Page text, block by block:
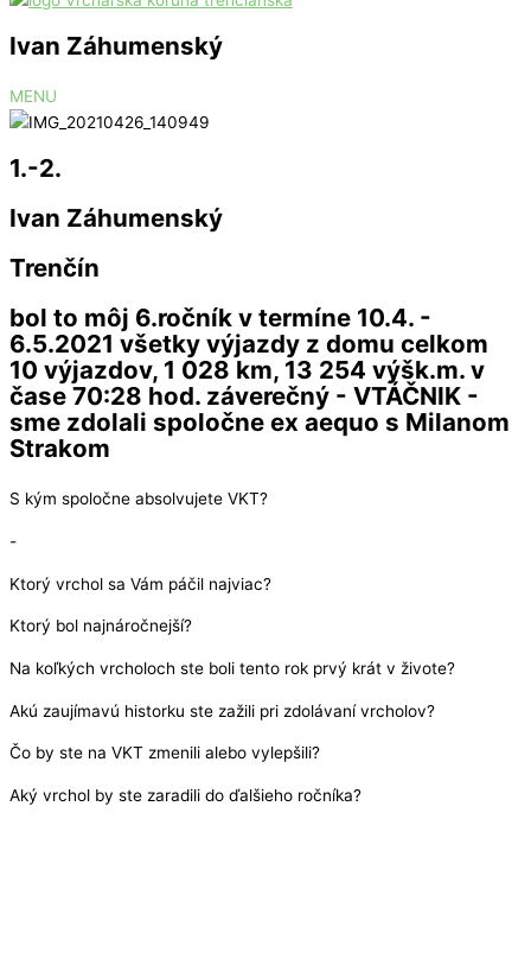
Ivan Záhumenský
MENU
1.-2.
Ivan Záhumenský
Trenčín
bol to môj 6.ročník v termíne 10.4. -
6.5.2021 všetky výjazdy z domu celkom
10 výjazdov, 1 028 km, 13 254 výšk.m. v
čase 70:28 hod. záverečný - VTÁČNIK -
sme zdolali spoločne ex aequo s Milanom
Strakom
S kým spoločne absolvujete VKT?
-
Ktorý vrchol sa Vám páčil najviac?
Ktorý bol najnáročnejší?
Na koľkých vrcholoch ste boli tento rok prvý krát v živote?
Akú zaujímavú historku ste zažili pri zdolávaní vrcholov?
Čo by ste na VKT zmenili alebo vylepšili?
Aký vrchol by ste zaradili do ďalšieho ročníka?